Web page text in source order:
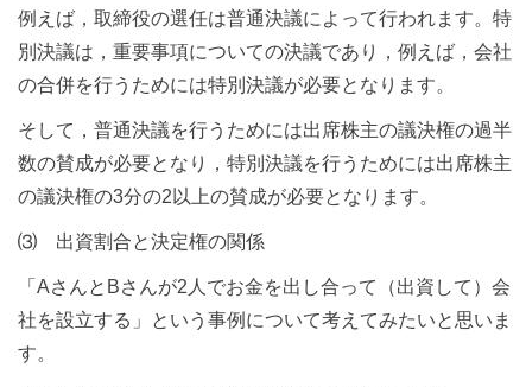
例えば，取締役の選任は普通決議によって行われます。特
別決議は，重要事項についての決議であり，例えば，会社
の合併を行うためには特別決議が必要となります。
そして，普通決議を行うためには出席株主の議決権の過半
数の賛成が必要となり，特別決議を行うためには出席株主
の議決権の3分の2以上の賛成が必要となります。
⑶ 出資割合と決定権の関係
「AさんとBさんが2人でお金を出し合って（出資して）会
社を設立する」という事例について考えてみたいと思いま
す。